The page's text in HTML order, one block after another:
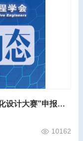
关于启动“2026（第九届）汽车轻量化设计大赛”申报工作的通知
10162